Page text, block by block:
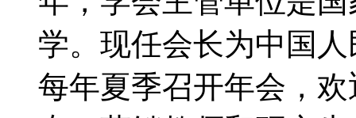
学。现任会长为中国
每年夏季召开年会，